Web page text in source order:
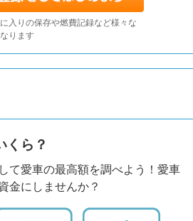
入りの保存や燃費記録など様々な
ります
くら？
て愛車の最高額を調べよう！愛車
金にしませんか？